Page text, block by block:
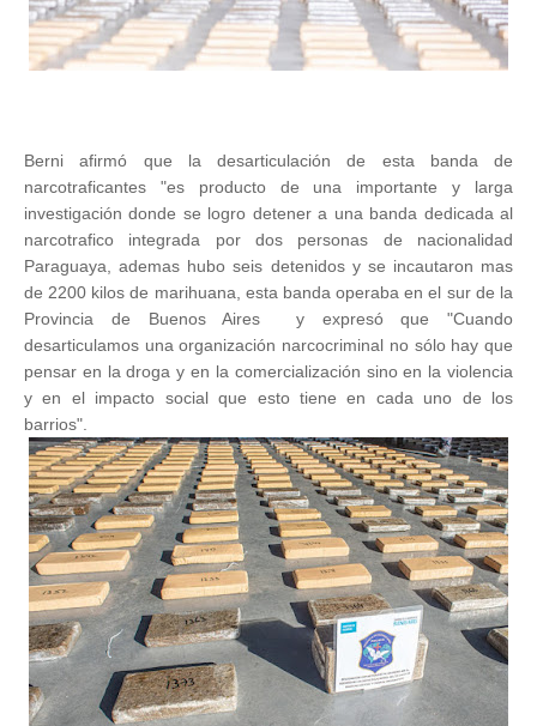
Berni afirmó que la desarticulación de esta banda de
narcotraficantes "es producto de una importante y larga
investigación donde se logro detener a una banda dedicada al
narcotrafico integrada por dos personas de nacionalidad
Paraguaya, ademas hubo seis detenidos y se incautaron mas
de 2200 kilos de marihuana, esta banda operaba en el sur de la
Provincia de Buenos Aires y expresó que "Cuando
desarticulamos una organización narcocriminal no sólo hay que
pensar en la droga y en la comercialización sino en la violencia
y en el impacto social que esto tiene en cada uno de los
barrios".